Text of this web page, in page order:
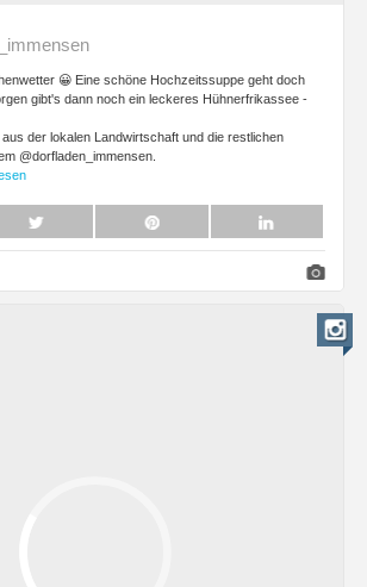
😀 Eine schöne Hochzeitssuppe geht doch
gibt's dann noch ein leckeres Hühnerfrikassee -
der lokalen Landwirtschaft und die restlichen
@dorfladen_immensen.